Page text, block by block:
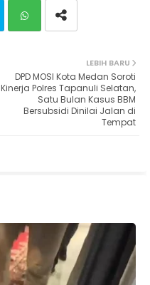
ats
ap
LEBIH BARU
DPD MOSI Kota Medan Soroti
Kinerja Polres Tapanuli Selatan,
Satu Bulan Kasus BBM
Bersubsidi Dinilai Jalan di
Tempat